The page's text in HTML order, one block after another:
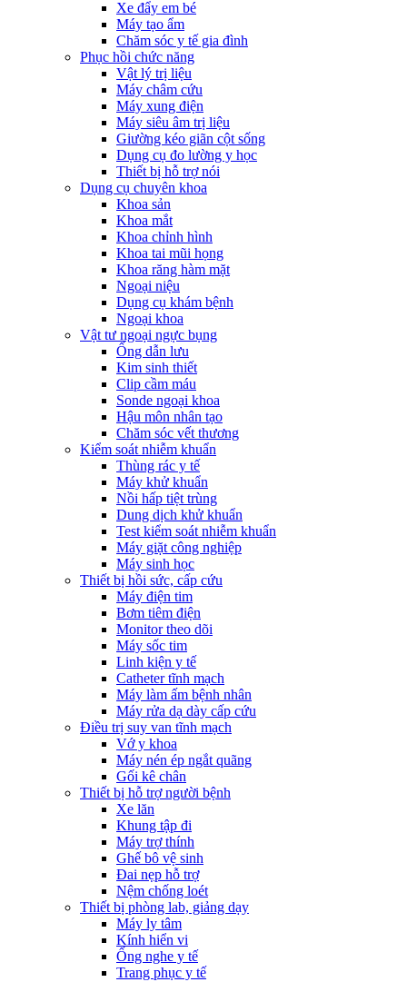
Xe đẩy em bé
Máy tạo ẩm
Chăm sóc y tế gia đình
Phục hồi chức năng
Vật lý trị liệu
Máy châm cứu
Máy xung điện
Máy siêu âm trị liệu
Giường kéo giãn cột sống
Dụng cụ đo lường y học
Thiết bị hỗ trợ nói
Dụng cụ chuyên khoa
Khoa sản
Khoa mắt
Khoa chỉnh hình
Khoa tai mũi họng
Khoa răng hàm mặt
Ngoại niệu
Dụng cụ khám bệnh
Ngoại khoa
Vật tư ngoại ngực bụng
Ống dẫn lưu
Kim sinh thiết
Clip cầm máu
Sonde ngoại khoa
Hậu môn nhân tạo
Chăm sóc vết thương
Kiểm soát nhiễm khuẩn
Thùng rác y tế
Máy khử khuẩn
Nồi hấp tiệt trùng
Dung dịch khử khuẩn
Test kiểm soát nhiễm khuẩn
Máy giặt công nghiệp
Máy sinh học
Thiết bị hồi sức, cấp cứu
Máy điện tim
Bơm tiêm điện
Monitor theo dõi
Máy sốc tim
Linh kiện y tế
Catheter tĩnh mạch
Máy làm ấm bệnh nhân
Máy rửa dạ dày cấp cứu
Điều trị suy van tĩnh mạch
Vớ y khoa
Máy nén ép ngắt quãng
Gối kê chân
Thiết bị hỗ trợ người bệnh
Xe lăn
Khung tập đi
Máy trợ thính
Ghế bô vệ sinh
Đai nẹp hỗ trợ
Nệm chống loét
Thiết bị phòng lab, giảng dạy
Máy ly tâm
Kính hiển vi
Ống nghe y tế
Trang phục y tế